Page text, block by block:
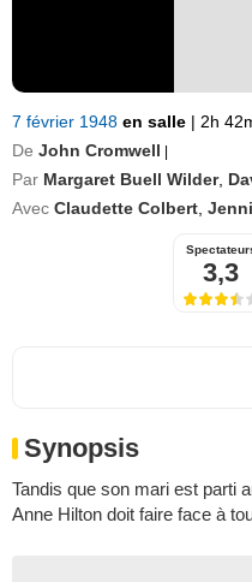
7 février 1948 en salle | 2h
De John Cromwell
Par Margaret Buell Wilder,
Avec Claudette Colbert
3,3
Synopsis
Tandis que son mari est parti
Anne Hilton doit faire face à